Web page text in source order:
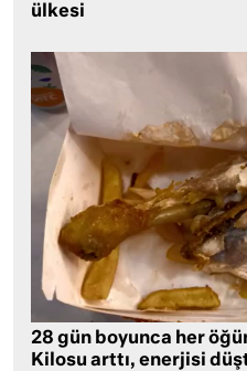
ülkesi
28 gün boyunca her
Kilosu arttı, enerjisi